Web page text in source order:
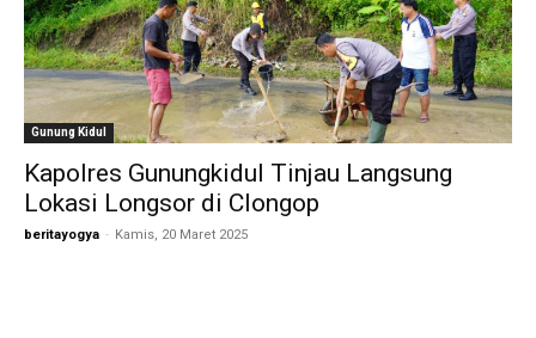
Gunung Kidul
Kapolres Gunungkidul Tinjau Langsung
Lokasi Longsor di Clongop
beritayogya - Kamis, 20 Maret 2025